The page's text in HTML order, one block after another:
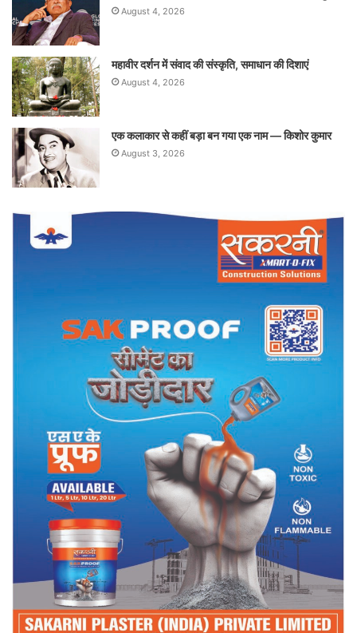
August 4, 2026
महावीर दर्शन में संवाद की संस्कृति, समाधान की दिशाएं
August 4, 2026
एक कलाकार से कहीं बड़ा बन गया एक नाम — किशोर कुमार
August 3, 2026